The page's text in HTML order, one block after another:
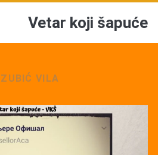
Vetar koji šapuće
ZUBIĆ VILA